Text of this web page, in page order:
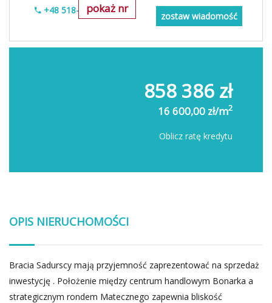
pokaż nr
+48 518-706-552
zostaw wiadomość
858 386 zł
16 600,00 zł/m2
Oblicz ratę kredytu
OPIS NIERUCHOMOŚCI
Bracia Sadurscy mają przyjemność zaprezentować na sprzedaż
inwestycję . Położenie między centrum handlowym Bonarka a
strategicznym rondem Matecznego zapewnia bliskość